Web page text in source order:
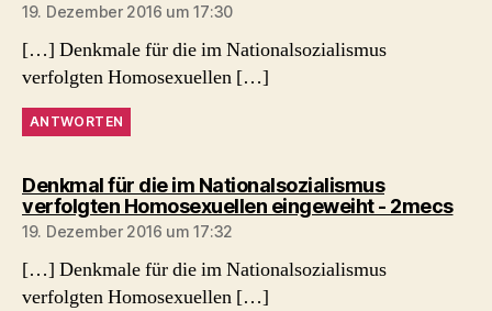
19. Dezember 2016 um 17:30
[…] Denkmale für die im Nationalsozialismus
verfolgten Homosexuellen […]
ANTWORTEN
Denkmal für die im Nationalsozialismus
verfolgten Homosexuellen eingeweiht - 2mecs
19. Dezember 2016 um 17:32
[…] Denkmale für die im Nationalsozialismus
verfolgten Homosexuellen […]